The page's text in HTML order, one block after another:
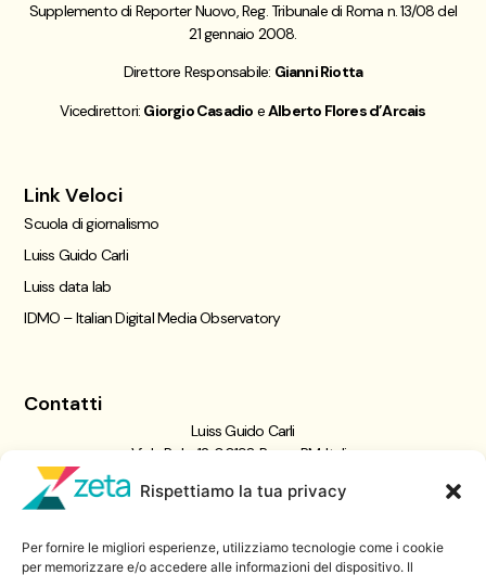
Rispettiamo la tua privacy
Per fornire le migliori esperienze, utilizziamo tecnologie come i cookie
per memorizzare e/o accedere alle informazioni del dispositivo. Il
Supplemento di Reporter Nuovo, Reg. Tribunale di Roma n. 13/08 del
21 gennaio 2008.
Direttore Responsabile: Gianni Riotta
Vicedirettori: Giorgio Casadio eAlberto Flores d’Arcais
Link Veloci
Scuola di giornalismo
Luiss Guido Carli
Luiss data lab
IDMO – Italian Digital Media Observatory
Contatti
Luiss Guido Carli
Viale Pola, 12, 00198 Roma RM, Italia
06 8522 5358